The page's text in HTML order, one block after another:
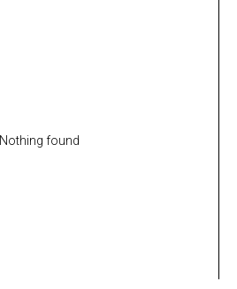
Nothing found